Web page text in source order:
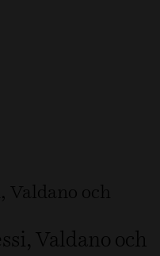
Valdano och
Valdano och